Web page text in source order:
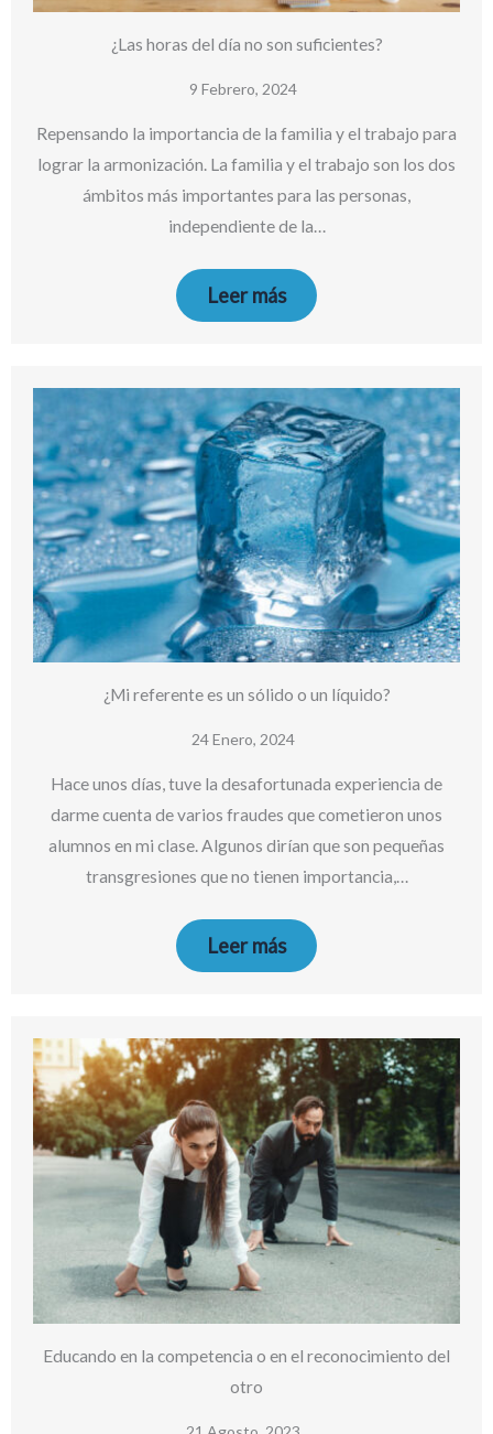
¿Las horas del día no son suficientes?
9 Febrero, 2024
Repensando la importancia de la familia y el trabajo para
lograr la armonización. La familia y el trabajo son los dos
ámbitos más importantes para las personas,
independiente de la…
Leer más
¿Mi referente es un sólido o un líquido?
24 Enero, 2024
Hace unos días, tuve la desafortunada experiencia de
darme cuenta de varios fraudes que cometieron unos
alumnos en mi clase. Algunos dirían que son pequeñas
transgresiones que no tienen importancia,…
Leer más
Educando en la competencia o en el reconocimiento del
otro